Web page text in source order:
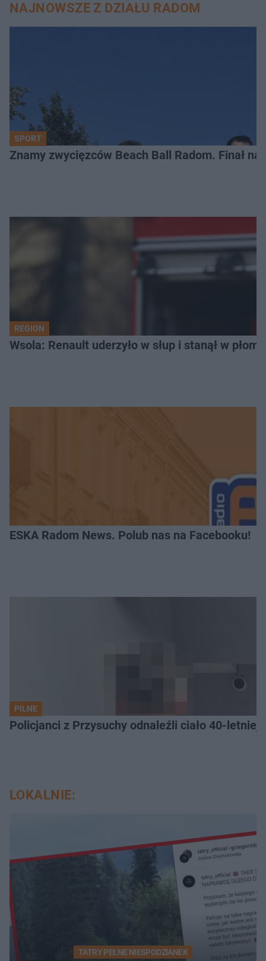
NAJNOWSZE Z DZIAŁU RADOM
SPORT
Znamy zwycięzców Beach Ball Radom. Finał
REGION
Wsola: Renault uderzyło w słup i stanął w
ESKA Radom News. Polub nas na Facebooku!
PILNE
Policjanci z Przysuchy odnaleźli ciało 40-letniej
LOKALNIE:
TATRY PEŁNE NIESPODZIANEK